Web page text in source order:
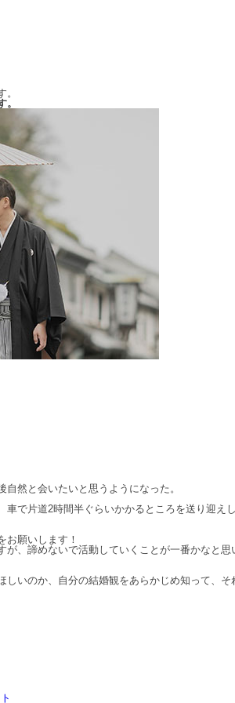
然と会いたいと思うようになった。
で片道2時間半ぐらいかかるところを送り迎えし
お願いします！
、諦めないで活動していくことが一番かなと思
いのか、自分の結婚観をあらかじめ知って、